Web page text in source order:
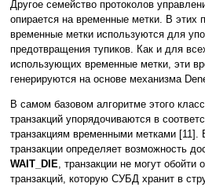
Другое семейство протоколов
опирается на временные метки. В этих
временные метки используются для
предотвращения тупиков. Как и для
использующих временные метки, эти
генерируются на основе механизма
В самом базовом алгоритме этого
транзакций упорядочиваются в
транзакциям временными метками [11].
транзакции определяет возможность
WAIT_DIE, транзакции не могут обойти
транзакций, которую СУБД хранит в